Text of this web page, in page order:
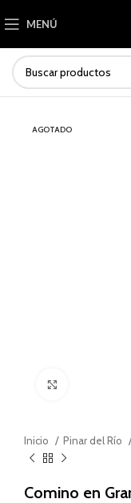
MENÚ
AGOTADO
Inicio Pinar del Río
Comino en